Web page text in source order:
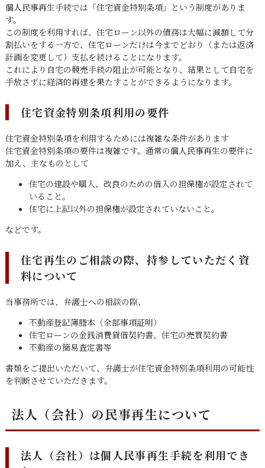
個人民事再生手続では「住宅資金特別条項」という制度がありま
す。
この制度を利用すれば、住宅ローン以外の債務は大幅に減額して分
割払いをする一方で、住宅ローンだけは今までどおり（または返済
計画を変更して）支払を続けることになります。
これにより自宅の競売手続の阻止が可能となり、結果として自宅を
手放さずに経済的再建を果たすことができるようになります。
住宅資金特別条項利用の要件
住宅資金特別条項を利用するためには複雑な条件があります
住宅資金特別条項の要件は複雑です。通常の個人民事再生の要件に
加え、主なものとして
住宅の建設や購入、改良のための借入の担保権が設定されて
いること。
住宅に上記以外の担保権が設定されていないこと。
などです。
住宅再生のご相談の際、持参していただく資
料について
当事務所では、弁護士への相談の際、
不動産登記簿謄本（全部事項証明）
住宅ローンの金銭消費貸借契約書、住宅の売買契約書
不動産の簡易査定書等
書類をご提出いただいて、弁護士が住宅資金特別条項利用の可能性
を判断させていただきます。
法人（会社）の民事再生について
法人（会社）は個人民事再生手続を利用でき